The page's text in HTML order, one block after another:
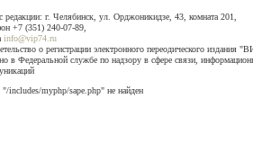
редакции: г. Челябинск, ул. Орджоникидзе, 43, комната 201,
+7 (351) 240-07-89,
info@vip74.ru
о регистрации электронного переодического
в Федеральной службе по надзору в сфере связи,
includes/myphp/sape.php" не найден